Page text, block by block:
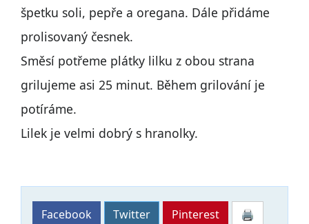
špetku soli, pepře a oregana. Dále přidáme
prolisovaný česnek.
Směsí potřeme plátky lilku z obou strana
grilujeme asi 25 minut. Během grilování je
potíráme.
Lilek je velmi dobrý s hranolky.
Facebook Twitter Pinterest 🖨